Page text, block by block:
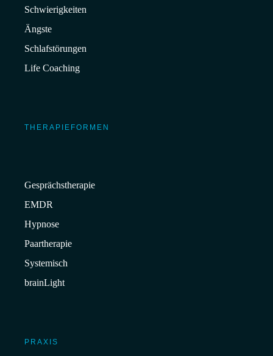
Schwierigkeiten
Ängste
Schlafstörungen
Life Coaching
THERAPIEFORMEN
Gesprächstherapie
EMDR
Hypnose
Paartherapie
Systemisch
brainLight
PRAXIS